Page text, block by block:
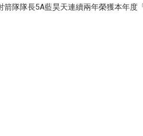
隊隊長5A藍昊天連續兩年榮獲本年度